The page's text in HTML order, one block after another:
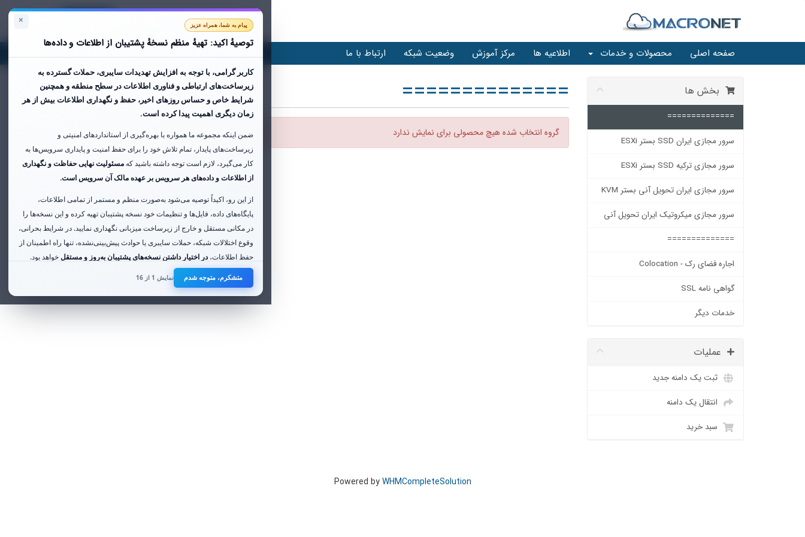
× پیام به شما، همراه عزیز
توصیهٔ اکید: تهیهٔ منظم نسخهٔ پشتیبان از اطلاعات و داده‌ها
کاربر گرامی، با توجه به افزایش تهدیدات سایبری، حملات گسترده به
زیرساخت‌های ارتباطی و فناوری اطلاعات در سطح منطقه و همچنین
شرایط خاص و حساس روزهای اخیر،حفظ و نگهداری اطلاعات بیش از هر
زمان دیگری اهمیت پیدا کرده است.
ضمن اینکه مجموعه ما همواره با بهره‌گیری از استانداردهای امنیتی و
زیرساخت‌های پایدار، تمام تلاش خود را برای حفظ امنیت و پایداری سرویس‌ها به
کار می‌گیرد، لازم است توجه داشته باشید کهمسئولیت نهایی حفاظت و نگهداری
از اطلاعات و داده‌های هر سرویس بر عهده مالک آن سرویس است.
از این رو، اکیداً توصیه می‌شود به‌صورت منظم و مستمر از تمامی اطلاعات،
پایگاه‌های داده، فایل‌ها و تنظیمات خود نسخه پشتیبان تهیه کرده و این نسخه‌ها را
در مکانی مستقل و خارج از زیرساخت میزبانی نگهداری نمایید. در شرایط بحرانی،
وقوع اختلالات شبکه، حملات سایبری یا حوادث پیش‌بینی‌نشده، تنها راه اطمینان از
حفظ اطلاعات،در اختیار داشتن نسخه‌های پشتیبان به‌روز و مستقلخواهد بود.
با توجه به افزایش تهدیدات سایبری علیه زیرساخت‌های ارتباطی و فناوری
اطلاعات در ماه‌های اخیر، رعایت این موضوع برای تمامی صاحبان کسب‌وکارهای
آنلاین ضروری است.
متشکرم، متوجه شدم نمایش 1 از 16
Persian ورود
صفحه اصلی محصولات و خدمات اطلاعیه ها مرکز آموزش وضعیت شبکه ارتباط با ما حساب کاربری
بخش ها
==============
سرور مجازی ایران SSD بستر ESXi
سرور مجازی ترکیه SSD بستر ESXi
سرور مجازی ایران تحویل آنی بستر KVM
سرور مجازی میکروتیک ایران تحویل آنی
==============
اجاره فضای رک - Colocation
گواهی نامه SSL
خدمات دیگر
عملیات
ثبت یک دامنه جدید
انتقال یک دامنه
سبد خرید
==============
گروه انتخاب شده هیچ محصولی برای نمایش ندارد
Powered byWHMCompleteSolution